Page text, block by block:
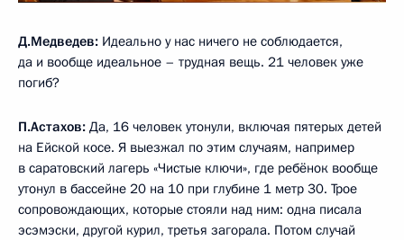
Д.Медведев: Идеально у нас ничего не соблюдается,
да и вообще идеальное – трудная вещь. 21 человек уже
погиб?
П.Астахов: Да, 16 человек утонули, включая пятерых детей
на Ейской косе. Я выезжал по этим случаям, например
в саратовский лагерь «Чистые ключи», где ребёнок вообще
утонул в бассейне 20 на 10 при глубине 1 метр 30. Трое
сопровождающих, которые стояли над ним: одна писала
эсэмэски, другой курил, третья загорала. Потом случай